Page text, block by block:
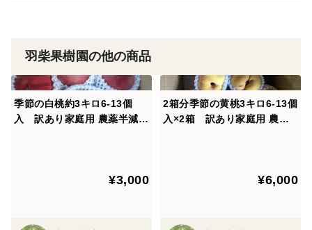
羽柴果樹園の他の商品
季節の白桃約3キロ6-13個
入 訳あり家庭用 農薬半減栽
¥3,000
2箱分季節の黄桃3キロ6-13個
入×2箱 訳あり家庭用 農薬
¥6,000